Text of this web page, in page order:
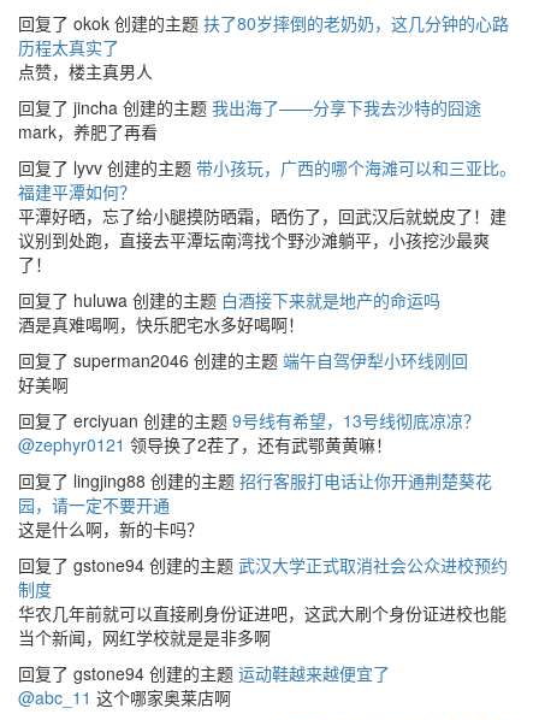
回复了 okok 创建的主题 扶了80岁摔倒的老奶奶，这几分钟的心路
历程太真实了
点赞，楼主真男人
回复了 jincha 创建的主题 我出海了——分享下我去沙特的囧途
mark，养肥了再看
回复了 lyvv 创建的主题 带小孩玩，广西的哪个海滩可以和三亚比。
福建平潭如何？
平潭好晒，忘了给小腿摸防晒霜，晒伤了，回武汉后就蜕皮了！建
议别到处跑，直接去平潭坛南湾找个野沙滩躺平，小孩挖沙最爽
了！
回复了 huluwa 创建的主题 白酒接下来就是地产的命运吗
酒是真难喝啊，快乐肥宅水多好喝啊！
回复了 superman2046 创建的主题 端午自驾伊犁小环线刚回
好美啊
回复了 erciyuan 创建的主题 9号线有希望，13号线彻底凉凉？
@zephyr0121 领导换了2茬了，还有武鄂黄黄嘛！
回复了 lingjing88 创建的主题 招行客服打电话让你开通荆楚葵花
园，请一定不要开通
这是什么啊，新的卡吗？
回复了 gstone94 创建的主题 武汉大学正式取消社会公众进校预约
制度
华农几年前就可以直接刷身份证进吧，这武大刷个身份证进校也能
当个新闻，网红学校就是是非多啊
回复了 gstone94 创建的主题 运动鞋越来越便宜了
@abc_11 这个哪家奥莱店啊